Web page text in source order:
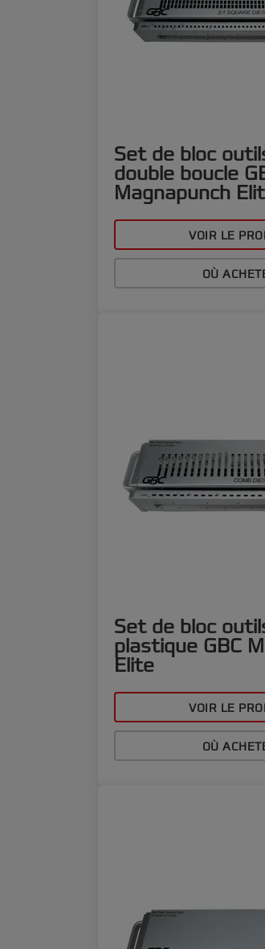
Set de bloc
double boucle
Magnapunch
VOIR LE
OÙ
Set de bloc
plastique GBC
Elite
VOIR LE
OÙ